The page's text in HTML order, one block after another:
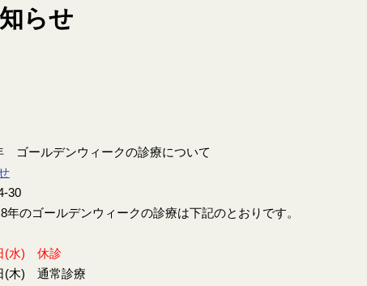
ゴールデンウィークの診療について
30
のゴールデンウィークの診療は下記のとおりです。
(水) 休診
(木) 通常診療